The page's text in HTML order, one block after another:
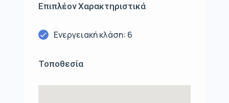
Επιπλέον Χαρακτηριστικά
Ενεργειακή κλάση: 6
Τοποθεσία